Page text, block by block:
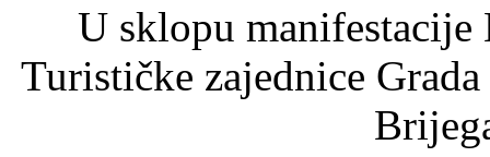
U sklopu
Turističke zajednice